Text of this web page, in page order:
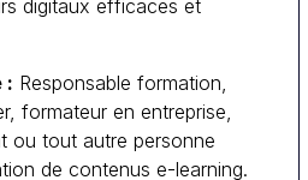
digitaux efficaces et
: Responsable formation,
formateur en entreprise,
ou tout autre personne
de contenus e-learning.
progression et l’ancrage.
à quel moment et
pourquoi.
Clés d’efficacité
et suivi des apprenants.